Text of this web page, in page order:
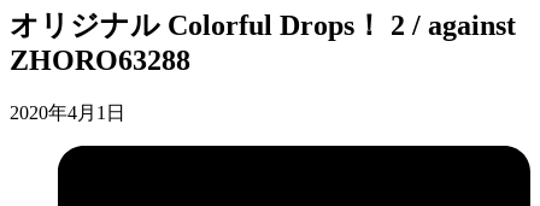
オリジナル Colorful Drops！ 2 / against
ZHORO63288
2020年4月1日